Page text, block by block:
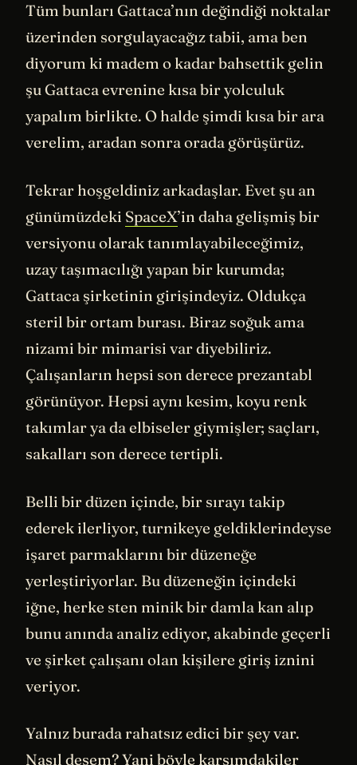
Tüm bunları Gattaca’nın değindiği noktalar
üzerinden sorgulayacağız tabii, ama ben
diyorum ki madem o kadar bahsettik gelin
şu Gattaca evrenine kısa bir yolculuk
yapalım birlikte. O halde şimdi kısa bir ara
verelim, aradan sonra orada görüşürüz.
Tekrar hoşgeldiniz arkadaşlar. Evet şu an
günümüzdeki SpaceX’in daha gelişmiş bir
versiyonu olarak tanımlayabileceğimiz,
uzay taşımacılığı yapan bir kurumda;
Gattaca şirketinin girişindeyiz. Oldukça
steril bir ortam burası. Biraz soğuk ama
nizami bir mimarisi var diyebiliriz.
Çalışanların hepsi son derece prezantabl
görünüyor. Hepsi aynı kesim, koyu renk
takımlar ya da elbiseler giymişler; saçları,
sakalları son derece tertipli.
Belli bir düzen içinde, bir sırayı takip
ederek ilerliyor, turnikeye geldiklerindeyse
işaret parmaklarını bir düzeneğe
yerleştiriyorlar. Bu düzeneğin içindeki
iğne, herke sten minik bir damla kan alıp
bunu anında analiz ediyor, akabinde geçerli
ve şirket çalışanı olan kişilere giriş iznini
veriyor.
Yalnız burada rahatsız edici bir şey var.
Nasıl desem? Yani böyle karşımdakiler